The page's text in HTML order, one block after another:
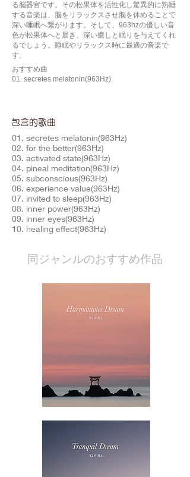
る脳器官です。その松果体を活性化し驚異的に熟睡
する音楽は、脳をリラックスさせ脳を休めることで
深い睡眠へ繋がります。そして、963hzの優しい音
色が松果体へと届き、深い癒しと眠りを与えてくれ
るでしょう。睡眠やリラックス時に最適の音楽で
す。
おすすめ曲
01. secretes melatonin(963Hz)
包含的歌曲
01. secretes melatonin(963Hz)
02. for the better(963Hz)
03. activated state(963Hz)
04. pineal meditation(963Hz)
05. subconscious(963Hz)
06. experience value(963Hz)
07. invited to sleep(963Hz)
08. inner power(963Hz)
09. inner eyes(963Hz)
10. healing effect(963Hz)
​同ジャンルのおすすめ作品